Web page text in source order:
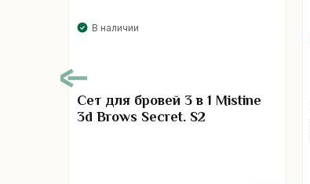
В наличии
Сет для бровей 3 в 1 Mistine
3d Brows Secret. S2